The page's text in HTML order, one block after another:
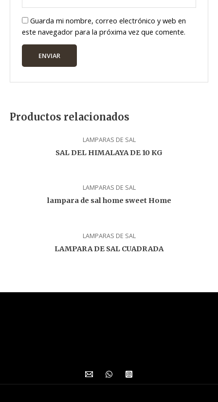
Guarda mi nombre, correo electrónico y web en
este navegador para la próxima vez que comente.
Productos relacionados
LAMPARAS DE SAL
SAL DEL HIMALAYA DE 10 KG
LAMPARAS DE SAL
lampara de sal home sweet Home
LAMPARAS DE SAL
LAMPARA DE SAL CUADRADA